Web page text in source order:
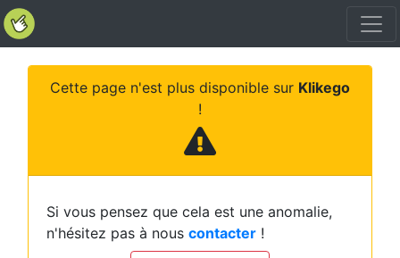
Cette page n'est plus disponible sur Klikego
!
Si vous pensez que cela est une anomalie,
n'hésitez pas à nous contacter !